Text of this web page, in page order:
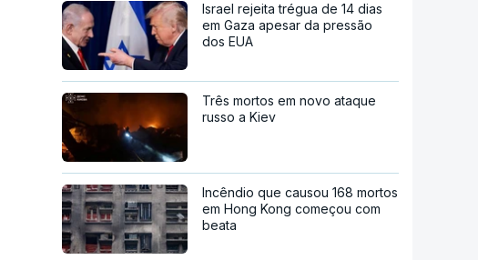
Israel rejeita trégua de 14 dias
em Gaza apesar da pressão
dos EUA
Três mortos em novo ataque
russo a Kiev
Incêndio que causou 168 mortos
em Hong Kong começou com
beata